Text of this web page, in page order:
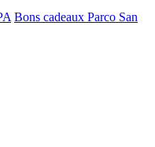
Bons cadeaux Parco San